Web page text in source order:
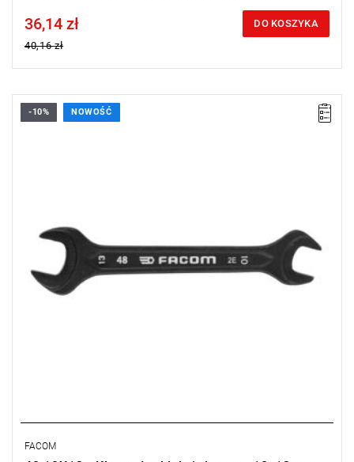
Price tax included
36,14 zł
40,16 zł
DO KOSZYKA
-10% NOWOŚĆ
FACOM